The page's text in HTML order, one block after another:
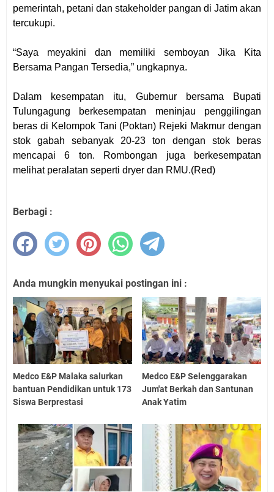
pemerintah, petani dan stakeholder pangan di Jatim akan
tercukupi.
“Saya meyakini dan memiliki semboyan Jika Kita
Bersama Pangan Tersedia,” ungkapnya.
Dalam kesempatan itu, Gubernur bersama Bupati
Tulungagung berkesempatan meninjau penggilingan
beras di Kelompok Tani (Poktan) Rejeki Makmur dengan
stok gabah sebanyak 20-23 ton dengan stok beras
mencapai 6 ton. Rombongan juga berkesempatan
melihat peralatan seperti dryer dan RMU.(Red)
Berbagi :
Anda mungkin menyukai postingan ini :
Medco E&P Malaka salurkan
bantuan Pendidikan untuk 173
Siswa Berprestasi
Medco E&P Selenggarakan
Jum'at Berkah dan Santunan
Anak Yatim